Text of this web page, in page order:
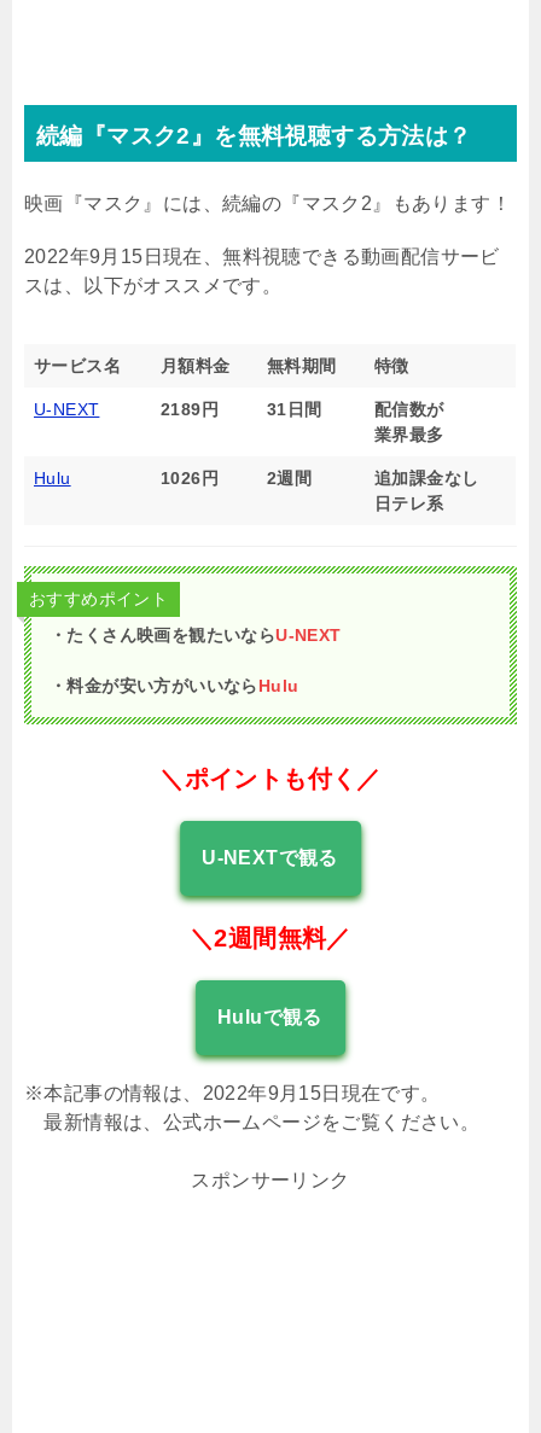
続編『マスク2』を無料視聴する方法は？
映画『マスク』には、続編の『マスク2』もあります！
2022年9月15日現在、無料視聴できる動画配信サービ
スは、以下がオススメです。
サービス名 月額料金 無料期間 特徴
U-NEXT 2189円 31日間
配信数が
業界最多
Hulu 1026円 2週間
追加課金なし
日テレ系
おすすめポイント
・たくさん映画を観たいならU-NEXT
・料金が安い方がいいならHulu
＼ポイントも付く／
U-NEXTで観る
＼2週間無料／
Huluで観る
※本記事の情報は、2022年9月15日現在です。
最新情報は、公式ホームページをご覧ください。
スポンサーリンク